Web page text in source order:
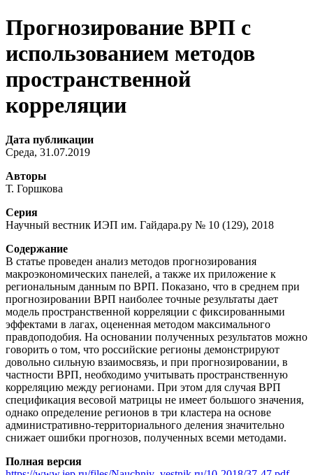
Прогнозирование ВРП с
использованием методов
пространственной
корреляции
Дата публикации
Среда, 31.07.2019
Авторы
Т. Горшкова
Серия
Научный вестник ИЭП им. Гайдара.ру № 10 (129), 2018
Содержание
В статье проведен анализ методов прогнозирования
макроэкономических панелей, а также их приложение к
региональным данным по ВРП. Показано, что в среднем при
прогнозировании ВРП наиболее точные результаты дает
модель пространственной корреляции с фиксированными
эффектами в лагах, оцененная методом максимального
правдоподобия. На основании полученных результатов можно
говорить о том, что российские регионы демонстрируют
довольно сильную взаимосвязь, и при прогнозировании, в
частности ВРП, необходимо учитывать пространственную
корреляцию между регионами. При этом для случая ВРП
спецификация весовой матрицы не имеет большого значения,
однако определение регионов в три кластера на основе
административно-территориального деления значительно
снижает ошибки прогнозов, полученных всеми методами.
Полная версия